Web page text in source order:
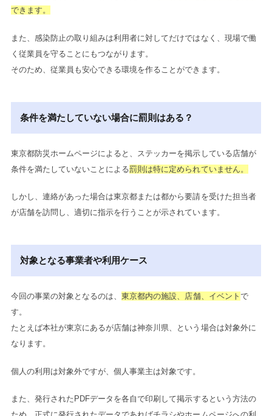
できます。
また、感染防止の取り組みは利用者に対してだけではなく、現場で働
く従業員を守ることにもつながります。
そのため、従業員も安心できる環境を作ることができます。
条件を満たしていない場合に罰則はある？
東京都防災ホームページによると、ステッカーを掲示している店舗が
条件を満たしていないことによる罰則は特に定められていません。
しかし、連絡があった場合は東京都または都から要請を受けた担当者
が店舗を訪問し、適切に指示を行うことが示されています。
対象となる事業者や利用ケース
今回の事業の対象となるのは、東京都内の施設、店舗、イベント で
す。
たとえば本社が東京にあるが店舗は神奈川県、という場合は対象外に
なります。
個人の利用は対象外ですが、個人事業主は対象です。
また、発行されたPDFデータを各自で印刷して掲示するという方法の